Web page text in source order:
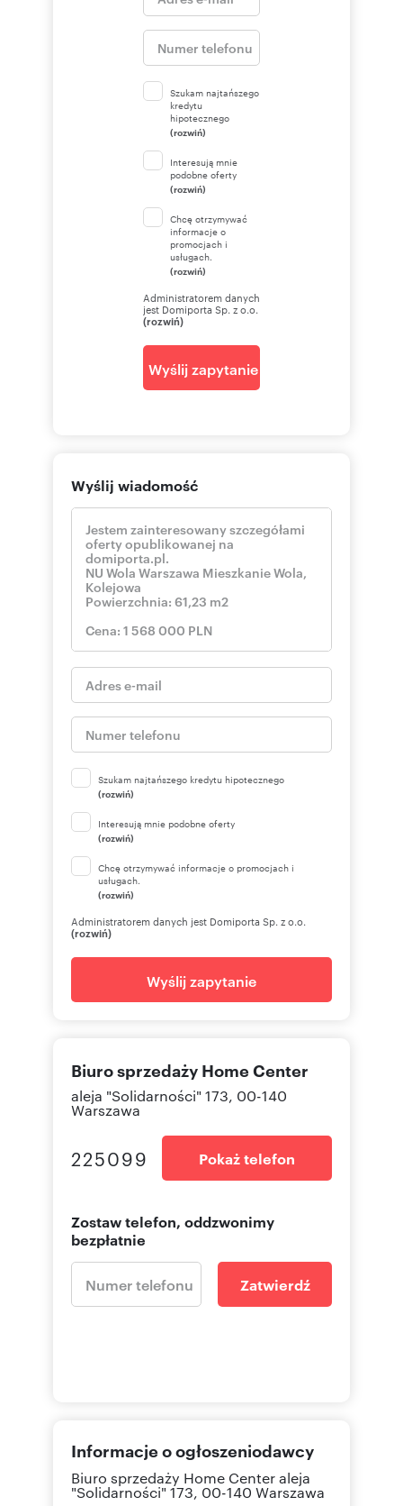
Szukam najtańszego
kredytu
hipotecznego
(rozwiń)
Interesują mnie
podobne oferty
(rozwiń)
Chcę otrzymywać
informacje o
promocjach i
usługach.
(rozwiń)
Administratorem danych
jest Domiporta Sp. z o.o.
(rozwiń)
Wyślij zapytanie
Wyślij wiadomość
Szukam najtańszego kredytu hipotecznego
(rozwiń)
Interesują mnie podobne oferty
(rozwiń)
Chcę otrzymywać informacje o promocjach i
usługach.
(rozwiń)
Administratorem danych jest Domiporta Sp. z o.o.
(rozwiń)
Wyślij zapytanie
Biuro sprzedaży Home Center
aleja "Solidarności" 173, 00-140
Warszawa
225099 Pokaż telefon
Zostaw telefon, oddzwonimy
bezpłatnie
Zatwierdź
Informacje o ogłoszeniodawcy
Biuro sprzedaży Home Centeraleja
"Solidarności" 173, 00-140 Warszawa